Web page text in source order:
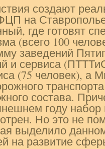
создают
на
где готовят
(всего 100
заведений
и сервиса
(75 человек), а
состава.
году
Но это не
выделило
на развитие